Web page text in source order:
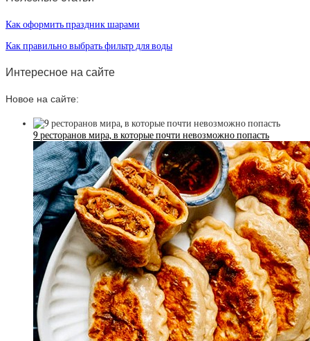
Как оформить праздник шарами
Как правильно выбрать фильтр для воды
Интересное на сайте
Новое на сайте:
9 ресторанов мира, в которые почти невозможно попасть